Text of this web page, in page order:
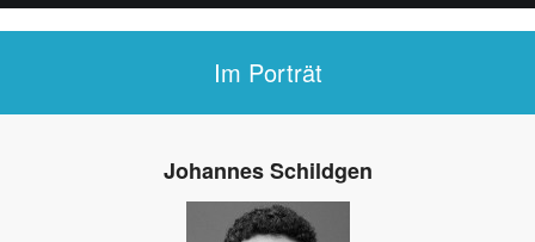
Im Porträt
Johannes Schildgen